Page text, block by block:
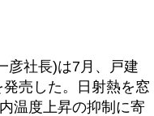
彦社長)は7月、戸建
売した。日射熱を窓
温度上昇の抑制に寄